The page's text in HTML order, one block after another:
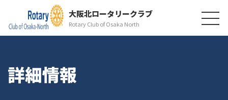
大阪北ロータリークラブ
Rotary Club of Osaka North
詳細情報